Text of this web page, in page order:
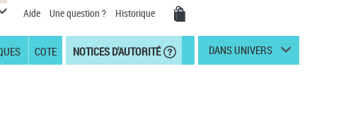
Aide Une question ? Historique
COTE NOTICES D'AUTORITÉ DANS UNIVERS